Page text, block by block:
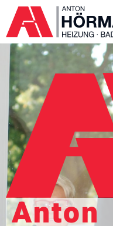
Anton